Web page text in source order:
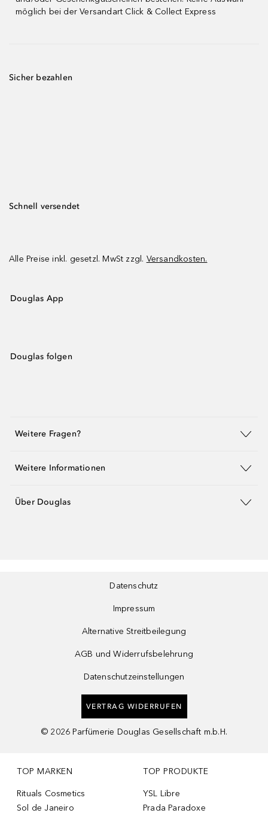
möglich bei der Versandart Click & Collect Express
Sicher bezahlen
Schnell versendet
Alle Preise inkl. gesetzl. MwSt zzgl. Versandkosten.
Douglas App
Douglas folgen
Weitere Fragen?
Weitere Informationen
Über Douglas
Datenschutz
Impressum
Alternative Streitbeilegung
AGB und Widerrufsbelehrung
Datenschutzeinstellungen
VERTRAG WIDERRUFEN
© 2026 Parfümerie Douglas Gesellschaft m.b.H.
TOP MARKEN
Rituals Cosmetics
Sol de Janeiro
TOP PRODUKTE
YSL Libre
Prada Paradoxe